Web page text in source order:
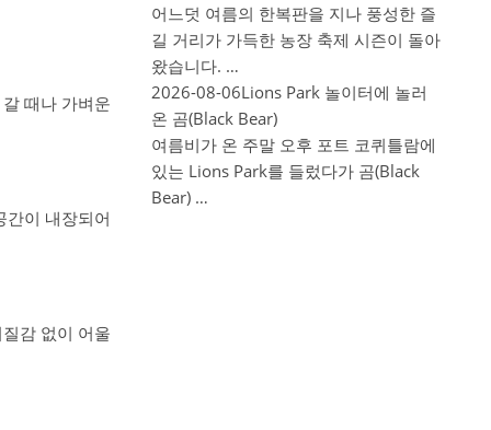
때나 가벼운
이 내장되어
감 없이 어울
어느덧 여름의 한복판을 지나 풍성한 즐
길 거리가 가득한 농장 축제 시즌이 돌아
왔습니다. …
2026-08-06Lions Park 놀이터에 놀러
온 곰(Black Bear)
여름비가 온 주말 오후 포트 코퀴틀람에
있는 Lions Park를 들렀다가 곰(Black
Bear) …